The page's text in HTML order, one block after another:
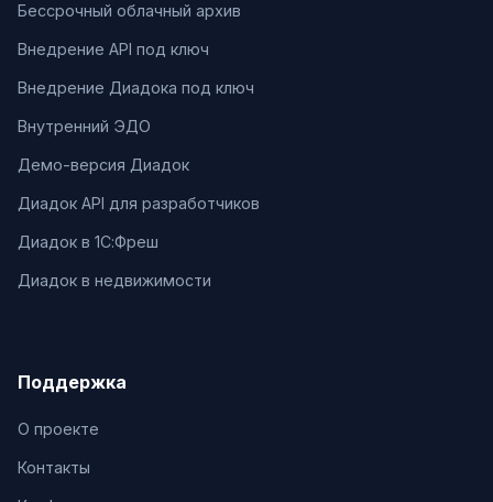
Бессрочный облачный архив
Внедрение API под ключ
Внедрение Диадока под ключ
Внутренний ЭДО
Демо-версия Диадок
Диадок API для разработчиков
Диадок в 1С:Фреш
Диадок в недвижимости
Поддержка
О проекте
Контакты